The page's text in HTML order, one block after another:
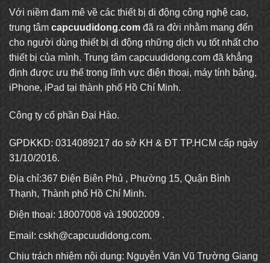
Với niềm đam mê về các thiết bị di động công nghệ cao,
trung tâm capcuudidong.com đã ra đời nhằm mang đến
cho người dùng thiết bị di động những dịch vụ tốt nhất cho
thiết bị của mình. Trung tâm capcuudidong.com đã khẳng
định được ưu thế trong lĩnh vực điện thoại, máy tính bảng,
iPhone, iPad tại thành phố Hồ Chí Minh.
Công ty cổ phần Đại Hào.
GPDKKD: 0314089217 do sở KH & ĐT TP.HCM cấp ngày
31/10/2016.
Địa chỉ:367 Điện Biên Phủ , Phường 15, Quận Bình
Thạnh, Thành phố Hồ Chí Minh.
Điện thoại: 18007008 và 19002009 .
Email: cskh@capcuudidong.com.
Chịu trách nhiệm nội dung: Nguyễn Văn Vũ Trường Giang